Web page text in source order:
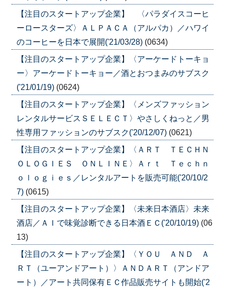
【注目のスタートアップ企業】 〈パラダイスコーヒ
ーロースターズ〉ＡＬＰＡＣＡ（アルパカ）／ハワイ
のコーヒーを日本で展開('21/03/28) (0634)
【注目のスタートアップ企業】〈アーケードトーキョ
ー〉アーケードトーキョー／酒とおつまみのサブスク
('21/01/19) (0624)
【注目のスタートアップ企業】〈メンズファッション
レンタルサービスＳＥＬＥＣＴ〉やさしくねっと／男
性専用ファッションのサブスク('20/12/07) (0621)
【注目のスタートアップ企業】〈ＡＲＴ ＴＥＣＨＮ
ＯＬＯＧＩＥＳ ＯＮＬＩＮＥ〉Ａｒｔ Ｔｅｃｈｎ
ｏｌｏｇｉｅｓ／レンタルアートを販売可能('20/10/2
7) (0615)
【注目のスタートアップ企業】〈未来日本酒店〉未来
酒店／ＡＩで味覚診断できる日本酒ＥＣ('20/10/19) (06
13)
【注目のスタートアップ企業】〈ＹＯＵ ＡＮＤ Ａ
ＲＴ（ユーアンドアート）〉ＡＮＤＡＲＴ（アンドア
ート）／アート共同保有ＥＣ作品販売サイトも開始('2